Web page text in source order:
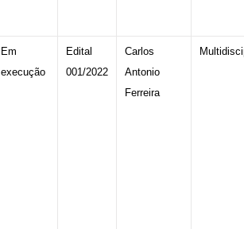
Em
execução
Edital
001/2022
Carlos
Antonio
Ferreira